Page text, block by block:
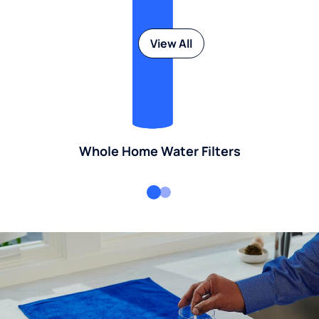
Whole Home Water Filters
View All